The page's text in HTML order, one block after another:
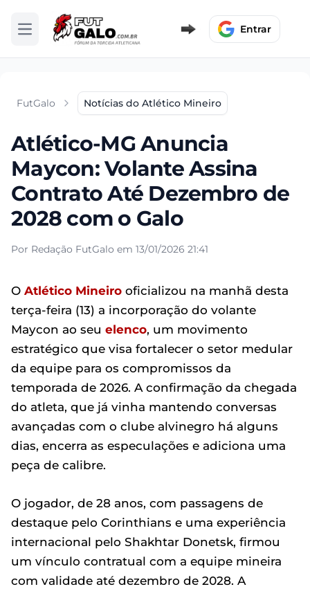
Abrir menu Entrar
FutGalo Notícias do Atlético Mineiro
Atlético-MG Anuncia
Maycon: Volante Assina
Contrato Até Dezembro de
2028 com o Galo
Por Redação FutGalo em 13/01/2026 21:41
O Atlético Mineiro oficializou na manhã desta
terça-feira (13) a incorporação do volante
Maycon ao seu elenco, um movimento
estratégico que visa fortalecer o setor medular
da equipe para os compromissos da
temporada de 2026. A confirmação da chegada
do atleta, que já vinha mantendo conversas
avançadas com o clube alvinegro há alguns
dias, encerra as especulações e adiciona uma
peça de calibre.
O jogador, de 28 anos, com passagens de
destaque pelo Corinthians e uma experiência
internacional pelo Shakhtar Donetsk, firmou
um vínculo contratual com a equipe mineira
com validade até dezembro de 2028. A